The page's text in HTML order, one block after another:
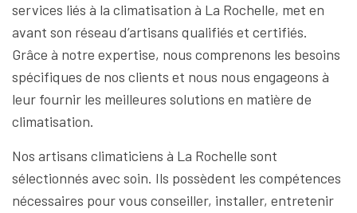
services liés à la climatisation à La Rochelle, met en
avant son réseau d’artisans qualifiés et certifiés.
Grâce à notre expertise, nous comprenons les besoins
spécifiques de nos clients et nous nous engageons à
leur fournir les meilleures solutions en matière de
climatisation.
Nos artisans climaticiens à La Rochelle sont
sélectionnés avec soin. Ils possèdent les compétences
nécessaires pour vous conseiller, installer, entretenir